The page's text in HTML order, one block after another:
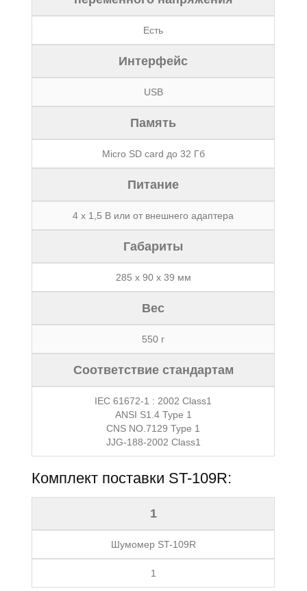
Есть
Интерфейс
USB
Память
Micro SD card до 32 Гб
Питание
4 х 1,5 В или от внешнего адаптера
Габариты
285 x 90 x 39 мм
Вес
550 г
Соответствие стандартам
IEC 61672-1 : 2002 Class1
ANSI S1.4 Type 1
CNS NO.7129 Type 1
JJG-188-2002 Class1
Комплект поставки ST-109R:
1
Шумомер ST-109R
1